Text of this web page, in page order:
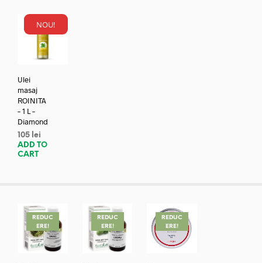
NOU!
Ulei
masaj
ROINITA
– 1 L –
Diamond
105 lei
ADD TO
CART
REDUC
ERE!
REDUC
ERE!
REDUC
ERE!